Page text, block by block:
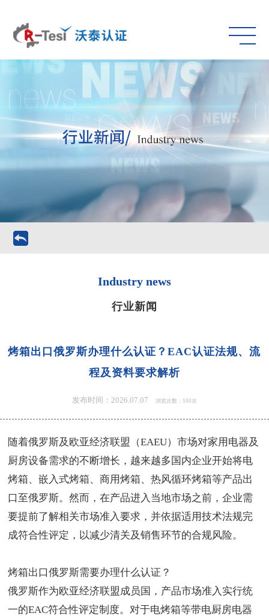
Industry news
行业新闻
烤箱出口俄罗斯办理什么认证？EAC认证法规、流
程及资料要求解析
发布时间：2026.07.07 浏览次数：100次
随着俄罗斯及欧亚经济联盟（EAEU）市场对家用电器及
厨房设备需求的不断增长，越来越多国内企业开始将电
烤箱、嵌入式烤箱、商用烤箱、热风循环烤箱等产品出
口至俄罗斯。然而，在产品进入当地市场之前，企业需
要提前了解相关市场准入要求，并依据适用技术法规完
成符合性评定，以减少清关及销售环节的合规风险。
烤箱出口俄罗斯需要办理什么认证？
俄罗斯作为欧亚经济联盟成员国，产品市场准入实行统
一的EAC符合性评定制度。对于电烤箱等带电厨房电器